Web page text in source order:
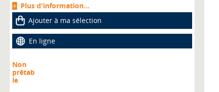
Plus d'information...
Ajouter à ma sélection
En ligne
Non
prêtab
le